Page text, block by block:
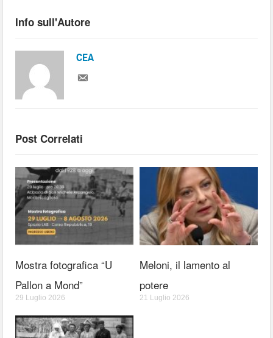
Info sull'Autore
CEA
Post Correlati
Mostra fotografica “U
Pallon a Mond”
29 Luglio 2026
Meloni, il lamento al
potere
21 Luglio 2026